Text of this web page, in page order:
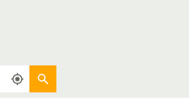
Aktuellen Standort verwenden